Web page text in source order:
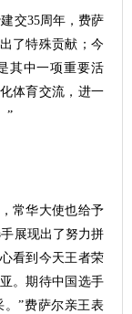
交35周年，费萨
了特殊贡献；今
其中一项重要活
体育交流，进一
”
常华大使也给予
展现出了努力拼
看到今天王者荣
。期待中国选手
”费萨尔亲王表